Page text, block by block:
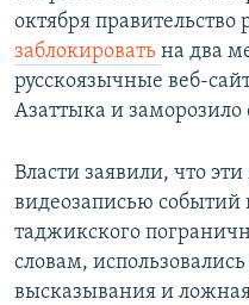
октября правительство
заблокировать на два
русскоязычные веб-
Азаттыка и заморозило
Власти заявили, что
видеозаписью событий
таджикского
словам,
высказывания и